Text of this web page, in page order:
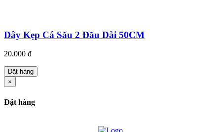
Dây Kẹp Cá Sấu 2 Đầu Dài 50CM
20.000 đ
Đặt hàng
×
Đặt hàng